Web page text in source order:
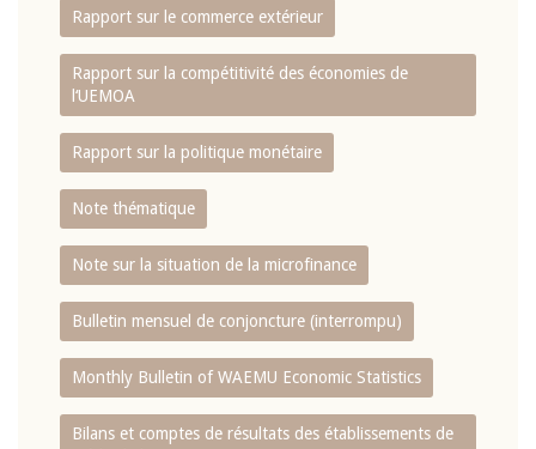
Rapport sur le commerce extérieur
Rapport sur la compétitivité des économies de
l‘UEMOA
Rapport sur la politique monétaire
Note thématique
Note sur la situation de la microfinance
Bulletin mensuel de conjoncture (interrompu)
Monthly Bulletin of WAEMU Economic Statistics
Bilans et comptes de résultats des établissements de